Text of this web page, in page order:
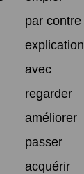
par contre
explication
avec
regarder
améliorer
passer
acquérir